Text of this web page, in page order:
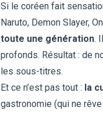
Si le coréen fait
Naruto, Demon Slayer,
toute une génération.
profonds. Résultat : de
les sous-titres.
Et ce n’est pas tout : la
gastronomie (qui ne